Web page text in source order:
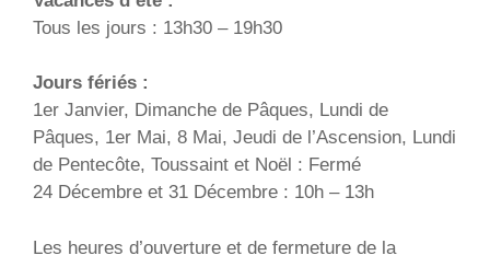
Tous les jours : 13h30 – 19h30
Jours fériés :
1er Janvier, Dimanche de Pâques, Lundi de
Pâques, 1er Mai, 8 Mai, Jeudi de l’Ascension, Lundi
de Pentecôte, Toussaint et Noël : Fermé
24 Décembre et 31 Décembre : 10h – 13h
Les heures d’ouverture et de fermeture de la